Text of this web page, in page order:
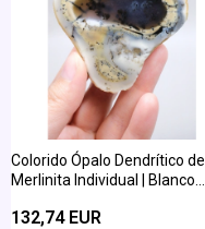
Colorido Ópalo Dendrítico de
Merlinita Individual | Blanco
Profundo
132,74 EUR